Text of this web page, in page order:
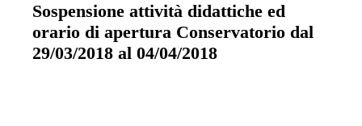
Sospensione attività didattiche ed
orario di apertura Conservatorio dal
29/03/2018 al 04/04/2018